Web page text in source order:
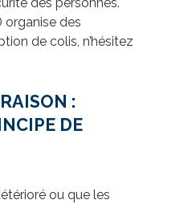
organise des
de colis, n’hésitez
:
DE
ou que les